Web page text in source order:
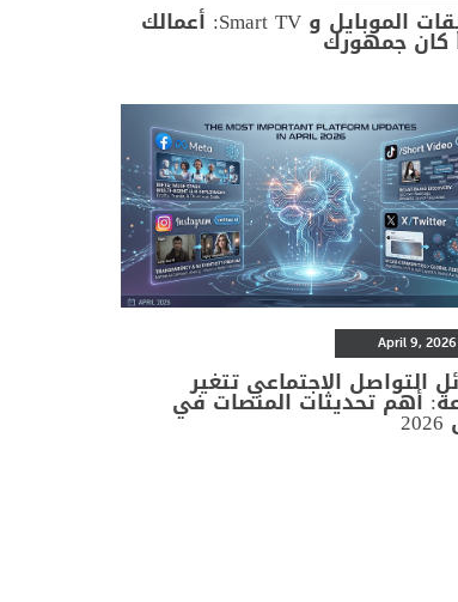
تطبيقات الموبايل و Smart TV: أعمالك
كان جمهورك
April 9, 2026
التواصل الاجتماعي تتغير
أهم تحديثات المنصات في